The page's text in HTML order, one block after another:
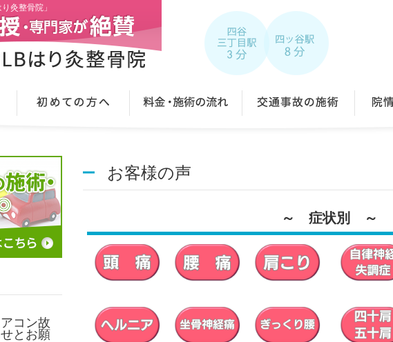
灸整骨院」
コン故
とお願
お客様の声
～ 症状別 ～